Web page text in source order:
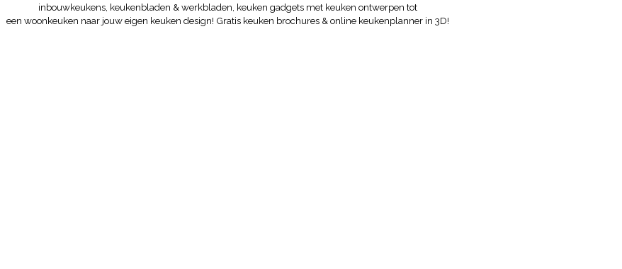
inbouwkeukens, keukenbladen & werkbladen, keuken gadgets met keuken ontwerpen tot
een woonkeuken naar jouw eigen keuken design! Gratis keuken brochures & online keukenplanner in 3D!